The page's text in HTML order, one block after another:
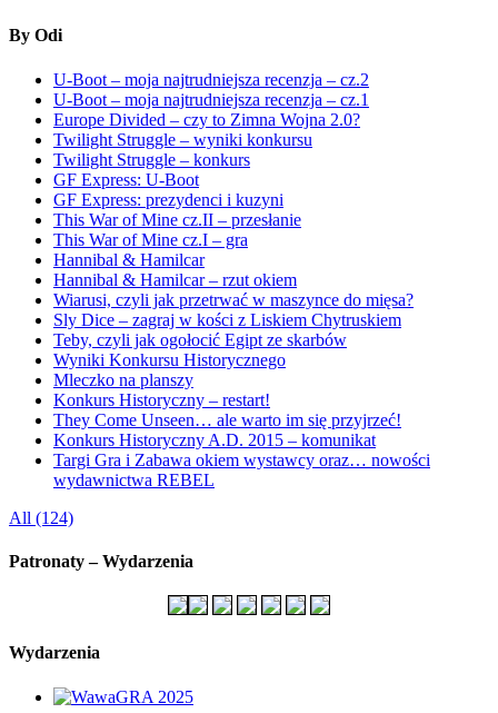
By Odi
U-Boot – moja najtrudniejsza recenzja – cz.2
U-Boot – moja najtrudniejsza recenzja – cz.1
Europe Divided – czy to Zimna Wojna 2.0?
Twilight Struggle – wyniki konkursu
Twilight Struggle – konkurs
GF Express: U-Boot
GF Express: prezydenci i kuzyni
This War of Mine cz.II – przesłanie
This War of Mine cz.I – gra
Hannibal & Hamilcar
Hannibal & Hamilcar – rzut okiem
Wiarusi, czyli jak przetrwać w maszynce do mięsa?
Sly Dice – zagraj w kości z Liskiem Chytruskiem
Teby, czyli jak ogołocić Egipt ze skarbów
Wyniki Konkursu Historycznego
Mleczko na planszy
Konkurs Historyczny – restart!
They Come Unseen… ale warto im się przyjrzeć!
Konkurs Historyczny A.D. 2015 – komunikat
Targi Gra i Zabawa okiem wystawcy oraz… nowości
wydawnictwa REBEL
All (124)
Patronaty – Wydarzenia
Wydarzenia